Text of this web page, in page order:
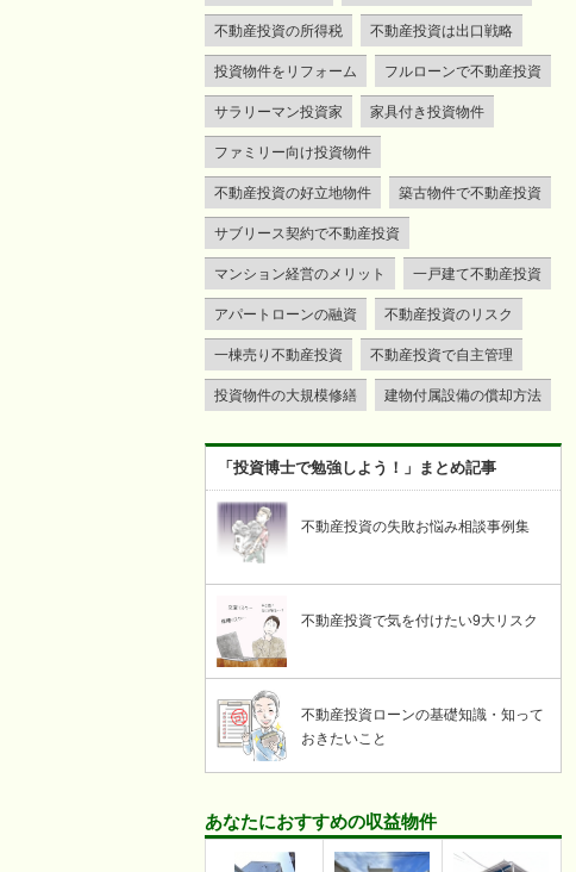
不動産投資の所得税 不動産投資は出口戦略
投資物件をリフォーム フルローンで不動産投資
サラリーマン投資家 家具付き投資物件
ファミリー向け投資物件
不動産投資の好立地物件 築古物件で不動産投資
サブリース契約で不動産投資
マンション経営のメリット 一戸建て不動産投資
アパートローンの融資 不動産投資のリスク
一棟売り不動産投資 不動産投資で自主管理
投資物件の大規模修繕 建物付属設備の償却方法
「投資博士で勉強しよう！」まとめ記事
不動産投資の失敗お悩み相談事例集
不動産投資で気を付けたい9大リスク
不動産投資ローンの基礎知識・知って
おきたいこと
あなたにおすすめの収益物件